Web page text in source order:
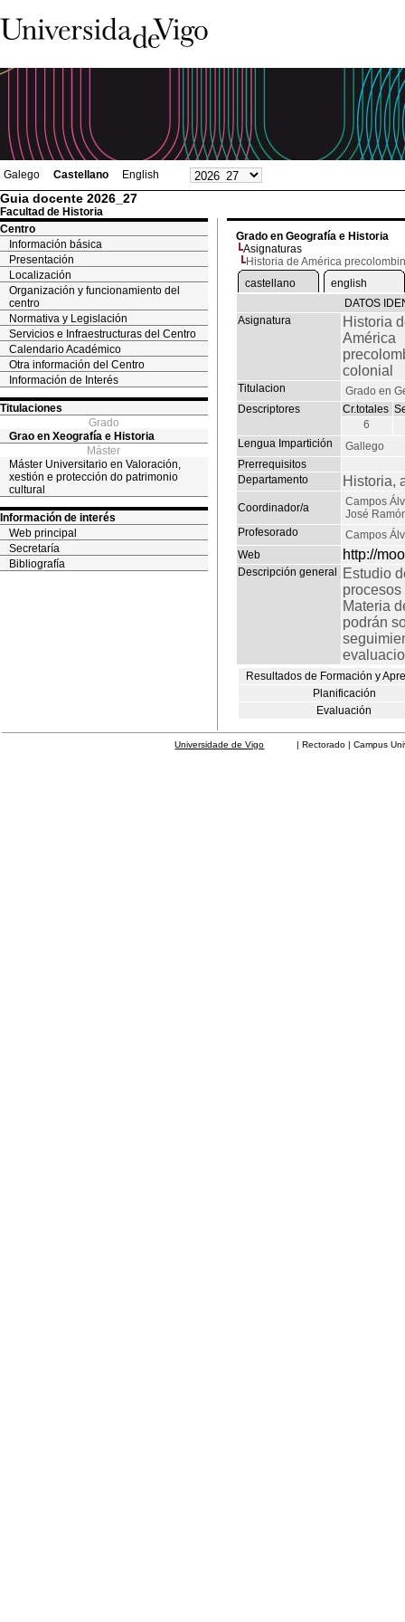
Galego Castellano English
Guia docente 2026_27
Facultad de Historia
Centro
Información básica
Presentación
Localización
Organización y funcionamiento del
centro
Normativa y Legislación
Servicios e Infraestructuras del Centro
Calendario Académico
Otra información del Centro
Información de Interés
Titulaciones
Grado
Grao en Xeografía e Historia
Máster
Máster Universitario en Valoración,
xestión e protección do patrimonio
cultural
Información de interés
Web principal
Secretaría
Bibliografía
Grado en Geografía e Historia
Asignaturas
Historia de América
castellano
english
DATOS
Asignatura
Historia
América
colonial
Titulacion
Grado en
Descriptores
Cr.totales
6
Lengua Impartición
Gallego
Prerrequisitos
Departamento
Historia,
Coordinador/a
Campos
José
Profesorado
Campos
Web
http://
Descripción general
Estudio
Materia
podrán
Resultados de Formación y
Planificación
Evaluación
Universidade de Vigo | Rectorado | Campus